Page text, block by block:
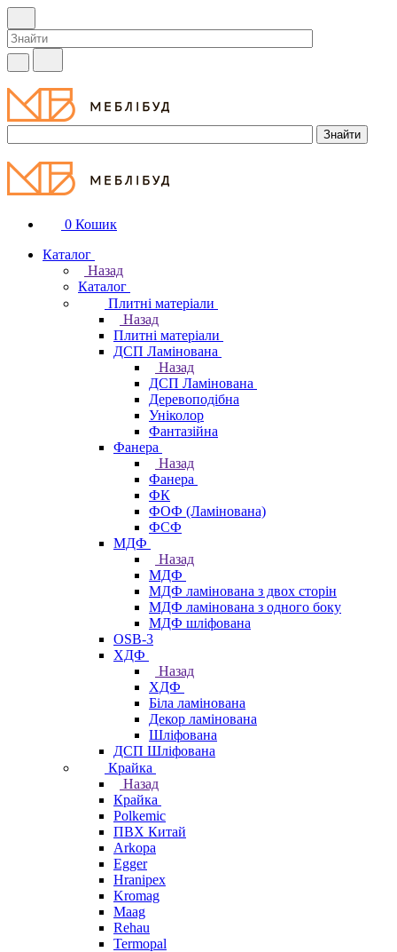
0 Кошик
Каталог
Назад
Каталог
Плитні матеріали
Назад
Плитні матеріали
ДСП Ламінована
Назад
ДСП Ламінована
Деревоподібна
Уніколор
Фантазійна
Фанера
Назад
Фанера
ФК
ФОФ (Ламінована)
ФСФ
МДФ
Назад
МДФ
МДФ ламінована з двох сторін
МДФ ламінована з одного боку
МДФ шліфована
OSB-3
ХДФ
Назад
ХДФ
Біла ламінована
Декор ламінована
Шліфована
ДСП Шліфована
Крайка
Назад
Крайка
Polkemic
ПВХ Китай
Arkopa
Egger
Hranipex
Kromag
Maag
Rehau
Termopal